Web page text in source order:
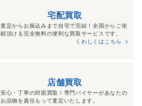
宅配買取
査定からお振込みまで自宅で完結！全国からご依
頼頂ける完全無料の便利な買取サービスです。
くわしくはこちら
店舗買取
安心・丁寧の対面買取！専門バイヤーがあなたの
お品物を責任もって査定いたします。